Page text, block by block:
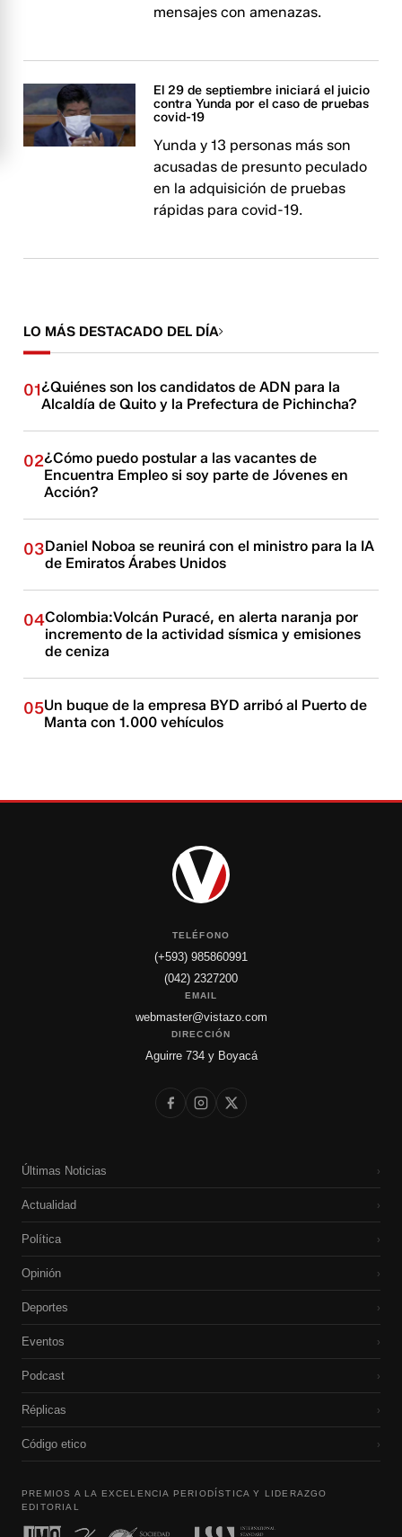
mensajes con amenazas.
El 29 de septiembre iniciará el juicio
contra Yunda por el caso de pruebas
covid-19
Yunda y 13 personas más son
acusadas de presunto peculado
en la adquisición de pruebas
rápidas para covid-19.
LO MÁS DESTACADO DEL DÍA
01¿Quiénes son los candidatos de ADN para la
Alcaldía de Quito y la Prefectura de Pichincha?
02¿Cómo puedo postular a las vacantes de
Encuentra Empleo si soy parte de Jóvenes en
Acción?
03Daniel Noboa se reunirá con el ministro para la IA
de Emiratos Árabes Unidos
04Colombia:Volcán Puracé, en alerta naranja por
incremento de la actividad sísmica y emisiones
de ceniza
05Un buque de la empresa BYD arribó al Puerto de
Manta con 1.000 vehículos
TELÉFONO
(+593) 985860991
(042) 2327200
EMAIL
webmaster@vistazo.com
DIRECCIÓN
Aguirre 734 y Boyacá
Últimas Noticias ›
Actualidad ›
Política ›
Opinión ›
Deportes ›
Eventos ›
Podcast ›
Réplicas ›
Código etico ›
PREMIOS A LA EXCELENCIA PERIODÍSTICA Y LIDERAZGO
EDITORIAL